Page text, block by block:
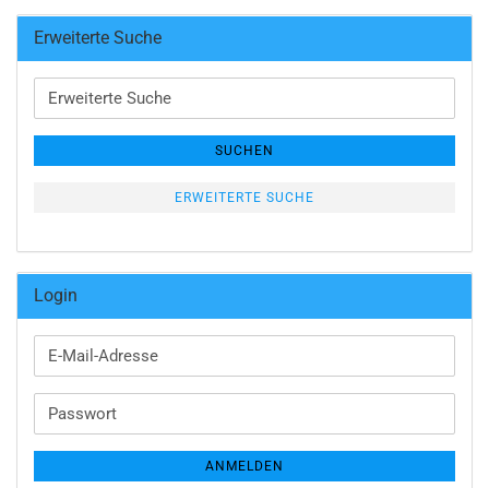
Erweiterte Suche
Erweiterte
Suche
SUCHEN
ERWEITERTE SUCHE
Login
E-
Mail-
Passwort
ANMELDEN